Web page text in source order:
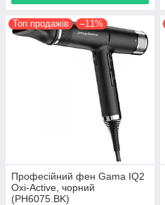
Топ продажів –11%
Професійний фен Gama IQ2
Oxi-Active, чорний
(PH6075.BK)